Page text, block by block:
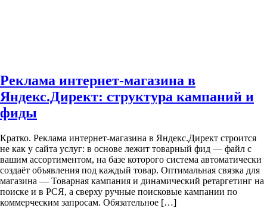
Реклама интернет-магазина в
Яндекс.Директ: структура кампаний и
фиды
Кратко. Реклама интернет-магазина в Яндекс.Директ строится
не как у сайта услуг: в основе лежит товарный фид — файл с
вашим ассортиментом, на базе которого система автоматически
создаёт объявления под каждый товар. Оптимальная связка для
магазина — Товарная кампания и динамический ретаргетинг на
поиске и в РСЯ, а сверху ручные поисковые кампании по
коммерческим запросам. Обязательное […]